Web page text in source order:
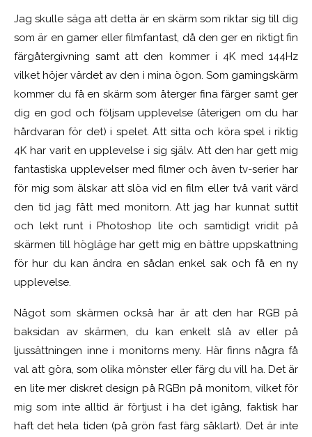
Jag skulle säga att detta är en skärm som riktar sig till dig
som är en gamer eller filmfantast, då den ger en riktigt fin
färgåtergivning samt att den kommer i 4K med 144Hz
vilket höjer värdet av den i mina ögon. Som gamingskärm
kommer du få en skärm som återger fina färger samt ger
dig en god och följsam upplevelse (återigen om du har
hårdvaran för det) i spelet. Att sitta och köra spel i riktig
4K har varit en upplevelse i sig själv. Att den har gett mig
fantastiska upplevelser med filmer och även tv-serier har
för mig som älskar att slöa vid en film eller två varit värd
den tid jag fått med monitorn. Att jag har kunnat suttit
och lekt runt i Photoshop lite och samtidigt vridit på
skärmen till högläge har gett mig en bättre uppskattning
för hur du kan ändra en sådan enkel sak och få en ny
upplevelse.
Något som skärmen också har är att den har RGB på
baksidan av skärmen, du kan enkelt slå av eller på
ljussättningen inne i monitorns meny. Här finns några få
val att göra, som olika mönster eller färg du vill ha. Det är
en lite mer diskret design på RGBn på monitorn, vilket för
mig som inte alltid är förtjust i ha det igång, faktisk har
haft det hela tiden (på grön fast färg såklart). Det är inte